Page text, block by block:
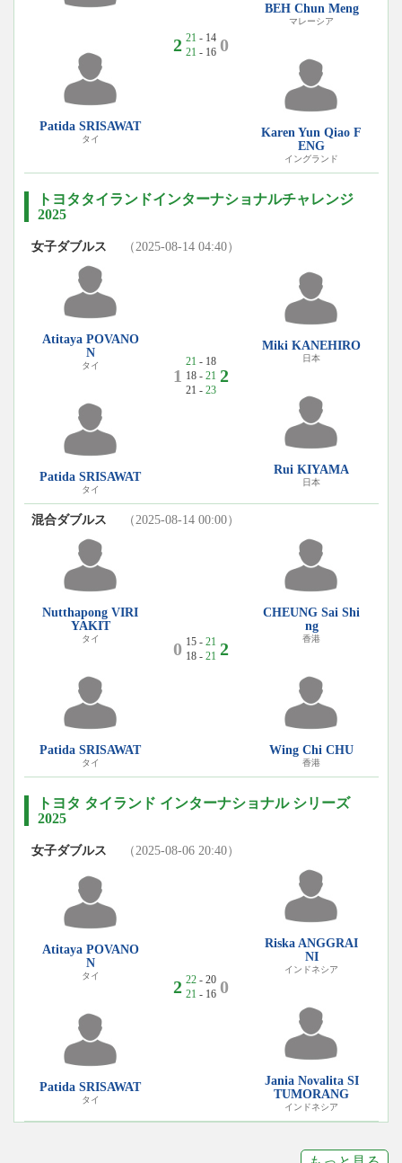
Patida SRISAWAT
タイ
2 21 - 14
21 - 16 0
BEH Chun Meng
マレーシア
Karen Yun Qiao F
ENG
イングランド
トヨタタイランドインターナショナルチャレンジ
2025
女子ダブルス （2025-08-14 04:40）
Atitaya POVANO
N
タイ
Patida SRISAWAT
タイ
1
21 - 18
18 - 21
21 - 23
2
Miki KANEHIRO
日本
Rui KIYAMA
日本
混合ダブルス （2025-08-14 00:00）
Nutthapong VIRI
YAKIT
タイ
Patida SRISAWAT
タイ
0 15 - 21
18 - 21 2
CHEUNG Sai Shi
ng
香港
Wing Chi CHU
香港
トヨタ タイランド インターナショナル シリーズ
2025
女子ダブルス （2025-08-06 20:40）
Atitaya POVANO
N
タイ
Patida SRISAWAT
タイ
2 22- 20
21 - 16 0
Riska ANGGRAI
NI
インドネシア
Jania Novalita SI
TUMORANG
インドネシア